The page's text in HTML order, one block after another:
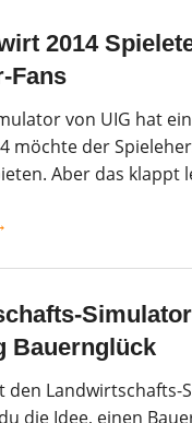
2014
Fans
von UIG hat
möchte der
Aber das klappt
Bauernglück
den
die Idee, einen